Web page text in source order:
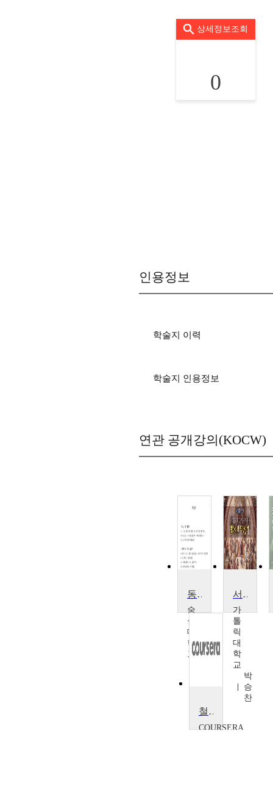
상세정보조회
0
인용정보
학술지 이력
학술지 인용정보
연관 공개강의(KOCW)
동양철학스케치
숭
실
대
학
교
서양철학의 전통
가
톨
릭
대
학
교
박
승
찬
철학 개론
COURSERA